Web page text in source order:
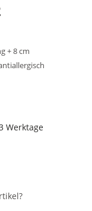
+ 8 cm
Werktage